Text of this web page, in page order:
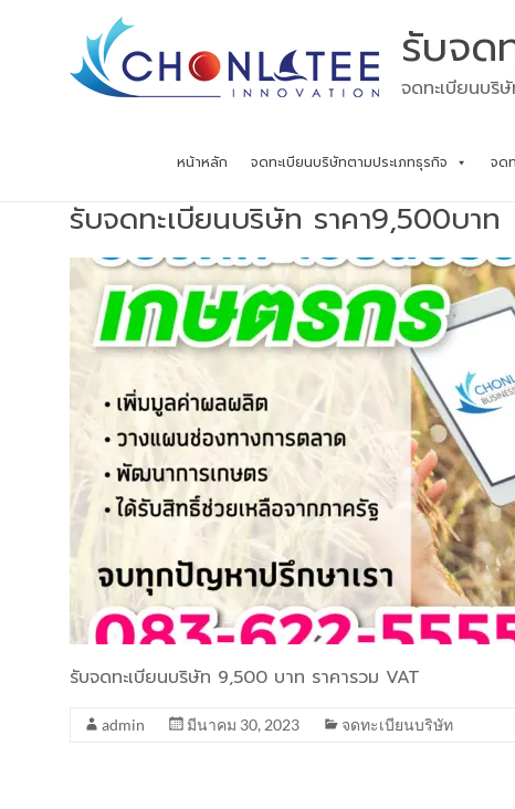
รับจด
จดทะเบียนบริ
หน้าหลัก จดทะเบียนบริษัทตามประเภทธุรกิจ จด
รับจดทะเบียนบริษัท ราคา9,500บาท
รับจดทะเบียนบริษัท 9,500 บาท ราคารวม VAT
admin มีนาคม 30, 2023 จดทะเบียนบริษัท